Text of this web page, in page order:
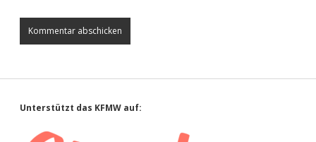
Sidebar
Unterstützt das KFMW auf: